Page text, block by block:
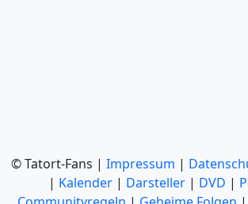
© Tatort-Fans | Impressum |
| Kalender | Darsteller | DVD |